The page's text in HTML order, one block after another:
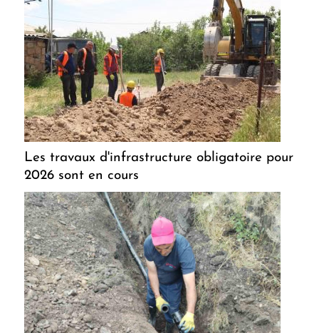
Les travaux d'infrastructure obligatoire pour
2026 sont en cours